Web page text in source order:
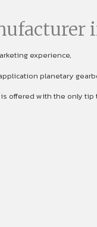
experience,
planetary
offered with the only tip